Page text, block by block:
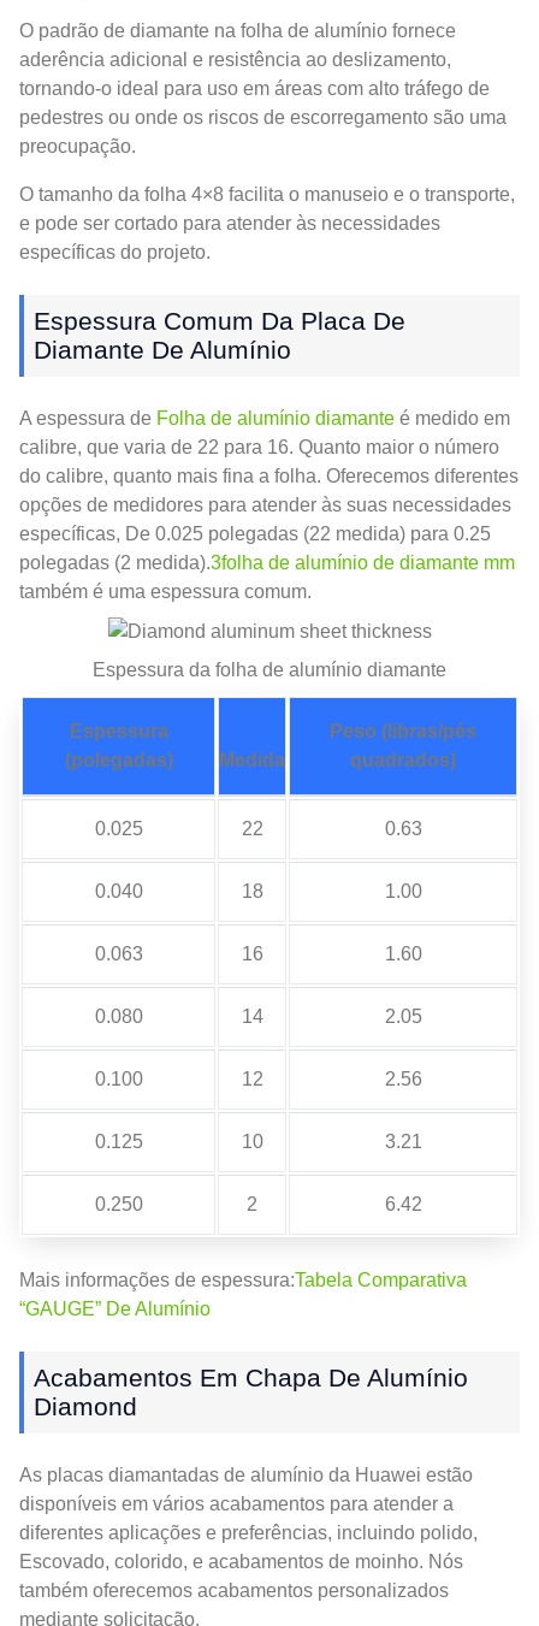
O padrão de diamante na folha de alumínio fornece
aderência adicional e resistência ao deslizamento,
tornando-o ideal para uso em áreas com alto tráfego de
pedestres ou onde os riscos de escorregamento são uma
preocupação.
O tamanho da folha 4×8 facilita o manuseio e o transporte,
e pode ser cortado para atender às necessidades
específicas do projeto.
Espessura Comum Da Placa De
Diamante De Alumínio
A espessura de Folha de alumínio diamante é medido em
calibre, que varia de 22 para 16. Quanto maior o número
do calibre, quanto mais fina a folha. Oferecemos diferentes
opções de medidores para atender às suas necessidades
específicas, De 0.025 polegadas (22 medida) para 0.25
polegadas (2 medida).3folha de alumínio de diamante mm
também é uma espessura comum.
Espessura da folha de alumínio diamante
Espessura
(polegadas)
Medida
Peso (libras/pés
quadrados)
0.025 22 0.63
0.040 18 1.00
0.063 16 1.60
0.080 14 2.05
0.100 12 2.56
0.125 10 3.21
0.250 2 6.42
Mais informações de espessura:Tabela Comparativa
“GAUGE” De Alumínio
Acabamentos Em Chapa De Alumínio
Diamond
As placas diamantadas de alumínio da Huawei estão
disponíveis em vários acabamentos para atender a
diferentes aplicações e preferências, incluindo polido,
Escovado, colorido, e acabamentos de moinho. Nós
também oferecemos acabamentos personalizados
mediante solicitação.